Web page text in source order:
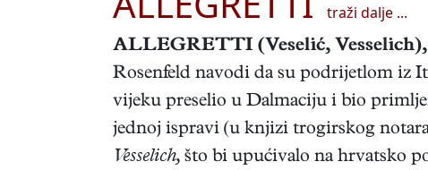
traži dalje ...
ALLEGRETTI (Veselić, Vesselich),
Rosenfeld navodi da su podrijetlom iz
vijeku preselio u Dalmaciju i bio
jednoj ispravi (u knjizi trogirskog
Vesselich, što bi upućivalo na hrvatsko